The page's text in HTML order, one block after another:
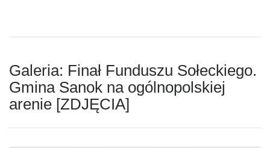
Galeria: ​Finał Funduszu Sołeckiego.
Gmina Sanok na ogólnopolskiej
arenie [ZDJĘCIA]